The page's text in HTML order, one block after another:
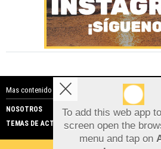
Mas contenido de Costa Blanca Noticias:
NOSOTROS
TEMAS DE ACTUALIDAD
To add this web app
screen open the
menu and tap on
Aviso sobre el Uso
Utilizamos cookies